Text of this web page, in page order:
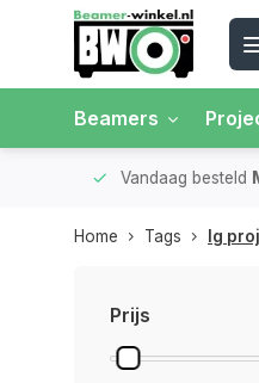
Beamers
Vandaag besteld
Home Tags lg
Prijs